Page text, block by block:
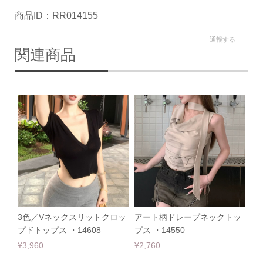
商品ID：RR014155
通報する
関連商品
3色／Vネックスリットクロッ
プドトップス ・14608
¥3,960
アート柄ドレープネックトッ
プス ・14550
¥2,760